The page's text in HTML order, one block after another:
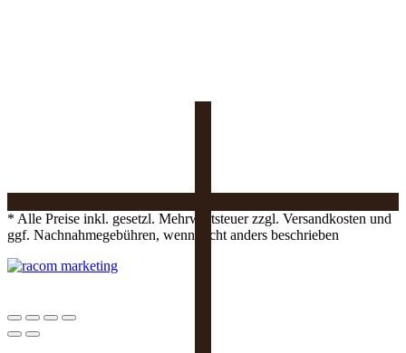
* Alle Preise inkl. gesetzl. Mehrwertsteuer zzgl. Versandkosten und
ggf. Nachnahmegebühren, wenn nicht anders beschrieben